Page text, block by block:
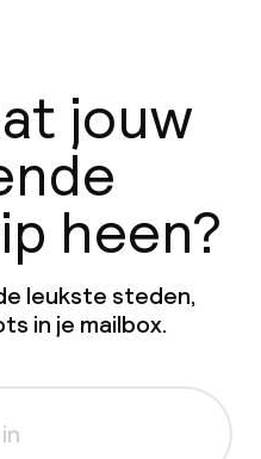
jouw
heen?
leukste steden,
in je mailbox.